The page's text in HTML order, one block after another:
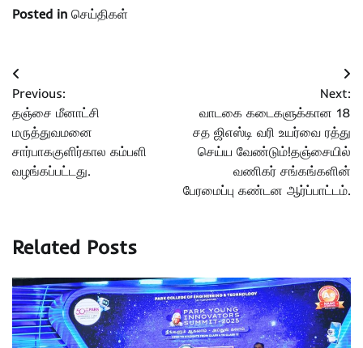
Posted in செய்திகள்
Post
navigation
Previous:
தஞ்சை மீனாட்சி
மருத்துவமனை
சார்பாககுளிர்கால கம்பளி
வழங்கப்பட்டது.
Next:
வாடகை கடைகளுக்கான 18
சத ஜிஎஸ்டி வரி உயர்வை ரத்து
செய்ய வேண்டும்!தஞ்சையில்
வணிகர் சங்கங்களின்
பேரமைப்பு கண்டன ஆர்ப்பாட்டம்.
Related Posts